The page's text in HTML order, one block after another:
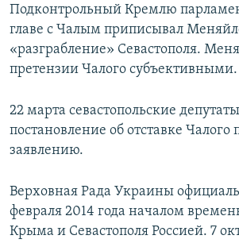
Подконтрольный Кремлю
главе с Чалым приписывал
«разграбление» Севастополя.
претензии Чалого субъективными.
22 марта севастопольские
постановление об отставке Чалого
заявлению.
Верховная Рада Украины
февраля 2014 года началом
Крыма и Севастополя Россией. 7